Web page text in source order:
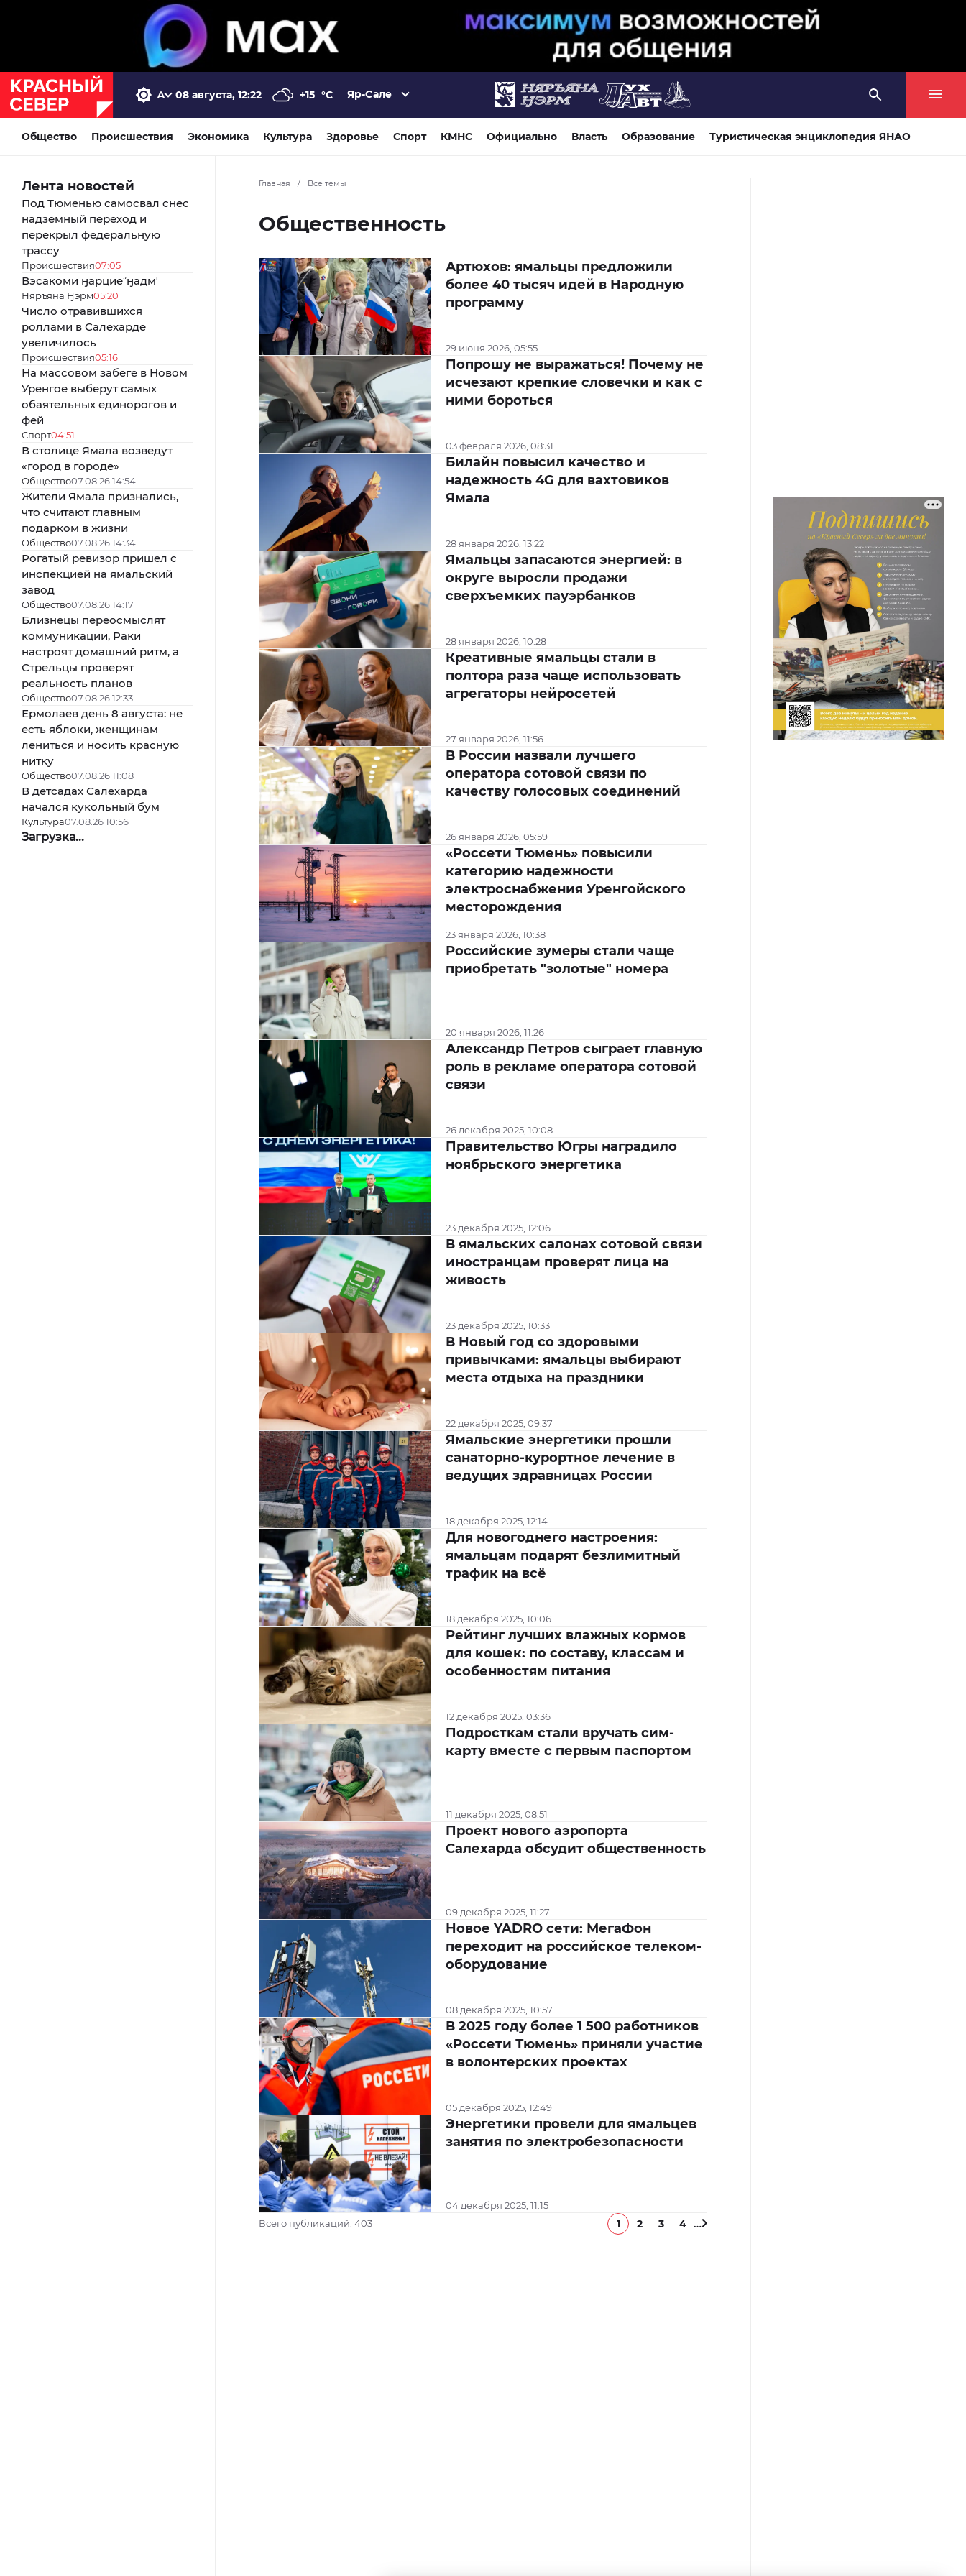
08 августа, 12:22 +15 °C Яр-Сале
Общество Происшествия Экономика Культура Здоровье Спорт КМНС Официально Власть Образование Туристическая энциклопедия ЯНАО
Лента новостей
Под Тюменью самосвал снес
надземный переход и
перекрыл федеральную
трассу
Происшествия07:05
Вэсакоми ӈарциеˮӈадмʼ
Няръяна Ӈэрм05:20
Число отравившихся
роллами в Салехарде
увеличилось
Происшествия05:16
На массовом забеге в Новом
Уренгое выберут самых
обаятельных единорогов и
фей
Спорт04:51
В столице Ямала возведут
«город в городе»
Общество07.08.26 14:54
Жители Ямала признались,
что считают главным
подарком в жизни
Общество07.08.26 14:34
Рогатый ревизор пришел с
инспекцией на ямальский
завод
Общество07.08.26 14:17
Близнецы переосмыслят
коммуникации, Раки
настроят домашний ритм, а
Стрельцы проверят
реальность планов
Общество07.08.26 12:33
Ермолаев день 8 августа: не
есть яблоки, женщинам
лениться и носить красную
нитку
Общество07.08.26 11:08
В детсадах Салехарда
начался кукольный бум
Культура07.08.26 10:56
Загрузка...
Главная / Все темы
Общественность
Артюхов: ямальцы предложили
более 40 тысяч идей в Народную
программу
29 июня 2026, 05:55
Попрошу не выражаться! Почему не
исчезают крепкие словечки и как с
ними бороться
03 февраля 2026, 08:31
Билайн повысил качество и
надежность 4G для вахтовиков
Ямала
28 января 2026, 13:22
Ямальцы запасаются энергией: в
округе выросли продажи
сверхъемких пауэрбанков
28 января 2026, 10:28
Креативные ямальцы стали в
полтора раза чаще использовать
агрегаторы нейросетей
27 января 2026, 11:56
В России назвали лучшего
оператора сотовой связи по
качеству голосовых соединений
26 января 2026, 05:59
«Россети Тюмень» повысили
категорию надежности
электроснабжения Уренгойского
месторождения
23 января 2026, 10:38
Российские зумеры стали чаще
приобретать "золотые" номера
20 января 2026, 11:26
Александр Петров сыграет главную
роль в рекламе оператора сотовой
связи
26 декабря 2025, 10:08
Правительство Югры наградило
ноябрьского энергетика
23 декабря 2025, 12:06
В ямальских салонах сотовой связи
иностранцам проверят лица на
живость
23 декабря 2025, 10:33
В Новый год со здоровыми
привычками: ямальцы выбирают
места отдыха на праздники
22 декабря 2025, 09:37
Ямальские энергетики прошли
санаторно-курортное лечение в
ведущих здравницах России
18 декабря 2025, 12:14
Для новогоднего настроения:
ямальцам подарят безлимитный
трафик на всё
18 декабря 2025, 10:06
Рейтинг лучших влажных кормов
для кошек: по составу, классам и
особенностям питания
12 декабря 2025, 03:36
Подросткам стали вручать сим-
карту вместе с первым паспортом
11 декабря 2025, 08:51
Проект нового аэропорта
Салехарда обсудит общественность
09 декабря 2025, 11:27
Новое YADRO сети: МегаФон
переходит на российское телеком-
оборудование
08 декабря 2025, 10:57
В 2025 году более 1 500 работников
«Россети Тюмень» приняли участие
в волонтерских проектах
05 декабря 2025, 12:49
Энергетики провели для ямальцев
занятия по электробезопасности
04 декабря 2025, 11:15
Всего публикаций: 403
1 2 3 4 …